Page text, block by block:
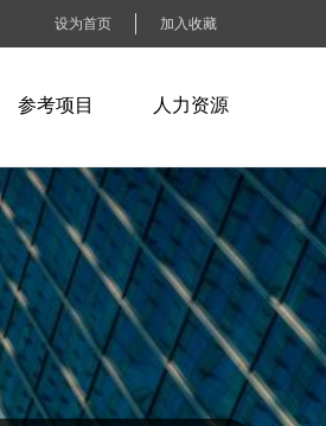
设为首页 加入收藏
参考项目
电力水利行业
石油化工行业
交通运输行业
烟草钢铁行业
电子工业纸业
工商商业建筑
人力资源
人才招聘
人才战略
工作准则